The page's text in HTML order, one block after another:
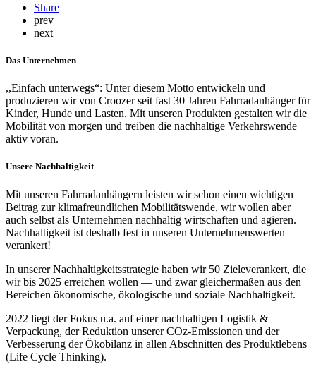
Share
prev
next
Das Unternehmen
,,Einfach unterwegs“: Unter diesem Motto entwickeln und
produzieren wir von Croozer seit fast 30 Jahren Fahrradanhänger für
Kinder, Hunde und Lasten. Mit unseren Produkten gestalten wir die
Mobilität von morgen und treiben die nachhaltige Verkehrswende
aktiv voran.
Unsere Nachhaltigkeit
Mit unseren Fahrradanhängern leisten wir schon einen wichtigen
Beitrag zur klimafreundlichen Mobilitätswende, wir wollen aber
auch selbst als Unternehmen nachhaltig wirtschaften und agieren.
Nachhaltigkeit ist deshalb fest in unseren Unternehmenswerten
verankert!
In unserer Nachhaltigkeitsstrategie haben wir 50 Zieleverankert, die
wir bis 2025 erreichen wollen — und zwar gleichermaßen aus den
Bereichen ökonomische, ökologische und soziale Nachhaltigkeit.
2022 liegt der Fokus u.a. auf einer nachhaltigen Logistik &
Verpackung, der Reduktion unserer COz-Emissionen und der
Verbesserung der Ökobilanz in allen Abschnitten des Produktlebens
(Life Cycle Thinking).